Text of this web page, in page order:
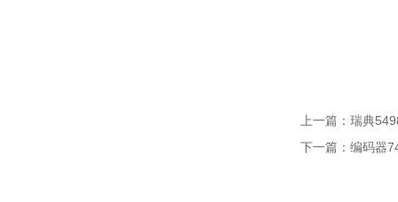
上一篇： 瑞典
下一篇： 编码器